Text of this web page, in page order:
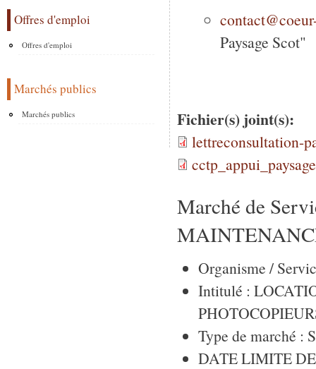
Offres d'emploi
Offres d'emploi
Marchés publics
Marchés publics
Paysage Scot"
Fichier(s) joint(s):
lettreconsultation-
Marché de
Organisme /
Intitulé :
Type de marché :
DATE LIMITE DE